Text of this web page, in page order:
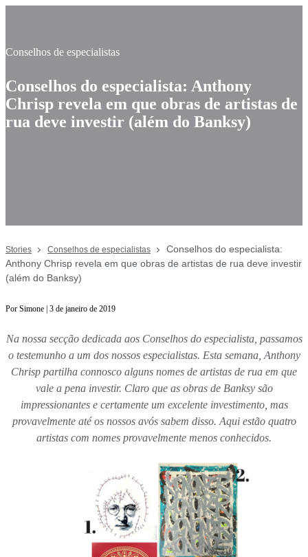
Conselhos de especialistas
Conselhos do especialista: Anthony
Chrisp revela em que obras de artistas de
rua deve investir (além do Banksy)
Stories Conselhos de especialistas
Conselhos do especialista:
Anthony Chrisp revela em que obras de artistas de rua deve investir
(além do Banksy)
Por Simone | 3 de janeiro de 2019
Na nossa secção dedicada aos Conselhos do especialista, passamos
o testemunho a um dos nossos especialistas. Esta semana, Anthony
Chrisp partilha connosco alguns nomes de artistas de rua em que
vale a pena investir. Claro que as obras de Banksy são
impressionantes e certamente um excelente investimento, mas
provavelmente até os nossos avós sabem disso. Aqui estão quatro
artistas com nomes provavelmente menos conhecidos.